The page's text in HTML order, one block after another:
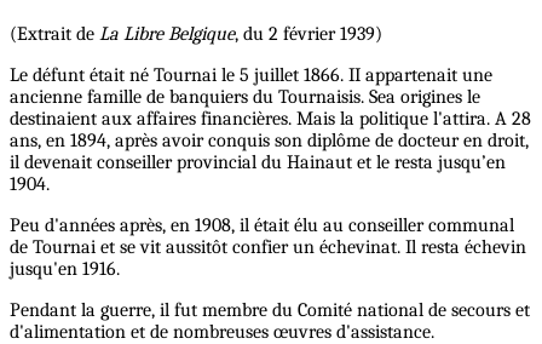
(Extrait de La Libre Belgique, du 2 février 1939)
Le défunt était né Tournai le 5 juillet 1866. II appartenait une
ancienne famille de banquiers du Tournaisis. Sea origines le
destinaient aux affaires financières. Mais la politique l'attira. A 28
ans, en 1894, après avoir conquis son diplôme de docteur en droit,
il devenait conseiller provincial du Hainaut et le resta jusqu’en
1904.
Peu d'années après, en 1908, il était élu au conseiller communal
de Tournai et se vit aussitôt confier un échevinat. Il resta échevin
jusqu'en 1916.
Pendant la guerre, il fut membre du Comité national de secours et
d'alimentation et de nombreuses œuvres d'assistance.